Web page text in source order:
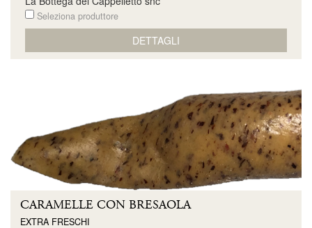
Seleziona produttore
DETTAGLI
CARAMELLE CON BRESAOLA
EXTRA FRESCHI